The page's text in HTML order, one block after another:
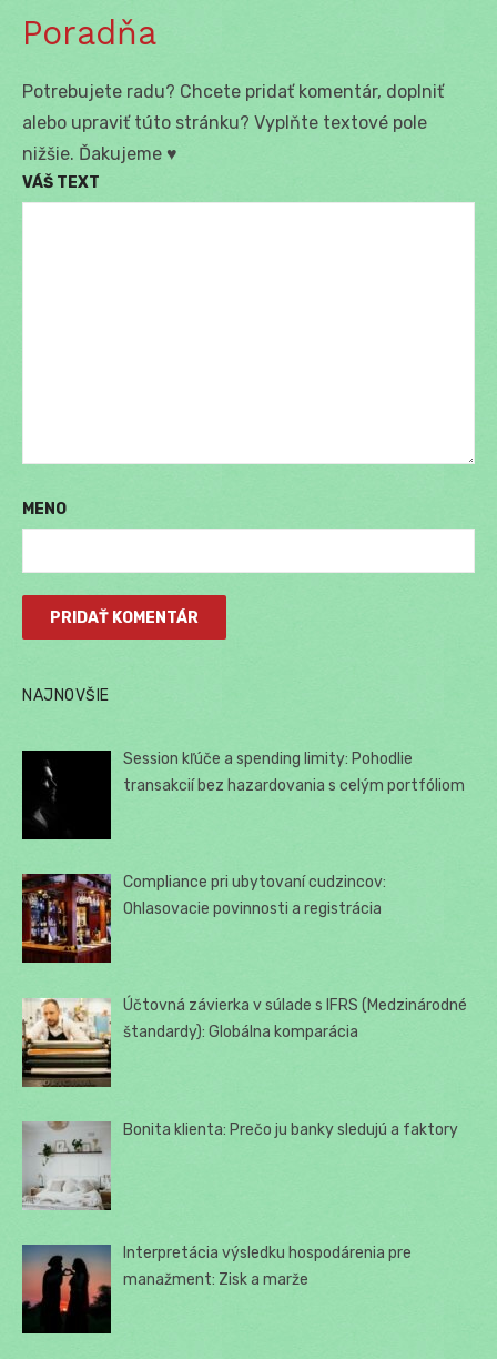
Poradňa
Potrebujete radu? Chcete pridať komentár, doplniť
alebo upraviť túto stránku? Vyplňte textové pole
nižšie. Ďakujeme ♥
VÁŠ TEXT
MENO
NAJNOVŠIE
Session kľúče a spending limity: Pohodlie
transakcií bez hazardovania s celým portfóliom
Compliance pri ubytovaní cudzincov:
Ohlasovacie povinnosti a registrácia
Účtovná závierka v súlade s IFRS (Medzinárodné
štandardy): Globálna komparácia
Bonita klienta: Prečo ju banky sledujú a faktory
Interpretácia výsledku hospodárenia pre
manažment: Zisk a marže